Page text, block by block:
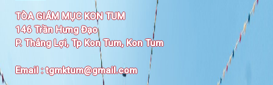
TÒA GIÁM MỤC KON TUM
146 Trần Hưng Đạo
P. Thắng Lợi, Tp Kon Tum, Kon Tum
Email :tgmktum@gmail.com